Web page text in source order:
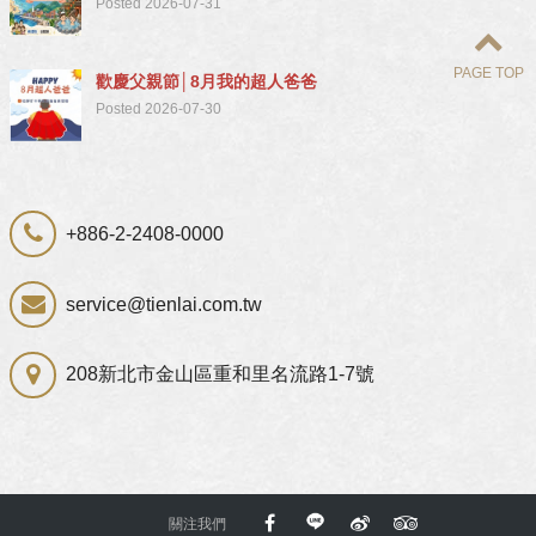
Posted 2026-07-31
歡慶父親節│8月我的超人爸爸
Posted 2026-07-30
+886-2-2408-0000
service@tienlai.com.tw
208新北市金山區重和里名流路1-7號
關注我們
PAGE TOP